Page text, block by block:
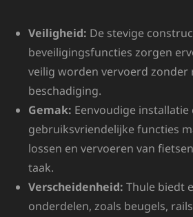
Veiligheid: De stevige
beveiligingsfuncties zorgen
veilig worden vervoerd zonder
beschadiging.
Gemak: Eenvoudige installatie
gebruiksvriendelijke functies
lossen en vervoeren van
taak.
Verscheidenheid: Thule biedt
onderdelen, zoals beugels,